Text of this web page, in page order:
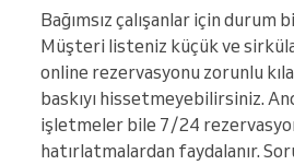
Bağımsız çalışanlar için durum
Müşteri listeniz küçük ve
online rezervasyonu zorunlu
baskıyı hissetmeyebilirsiniz.
işletmeler bile 7/24
hatırlatmalardan faydalanır.